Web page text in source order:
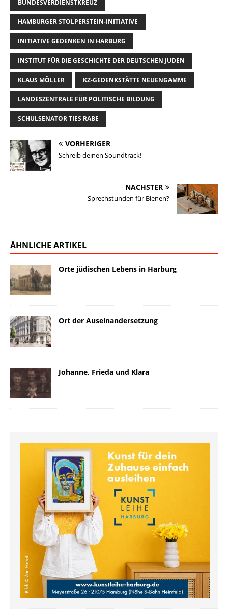
k
y
o
o
k
d
I
n
n
k
o
n
BUNDESVERDIENSTKREUZ
HAMBURGER STOLPERSTEIN-INITIATIVE
INITIATIVE GEDENKEN IN HARBURG
INSTITUT FÜR DIE GESCHICHTE DER DEUTSCHEN JUDEN
KLAUS MÖLLER KZ-GEDENKSTÄTTE NEUENGAMME
LANDESZENTRALE FÜR POLITISCHE BILDUNG
SCHULSENATOR TIES RABE
VORHERIGER
Schreib deinen Soundtrack!
NÄCHSTER
Sprechstunden für Bienen?
ÄHNLICHE ARTIKEL
Orte jüdischen Lebens in Harburg
Ort der Auseinandersetzung
Johanne, Frieda und Klara